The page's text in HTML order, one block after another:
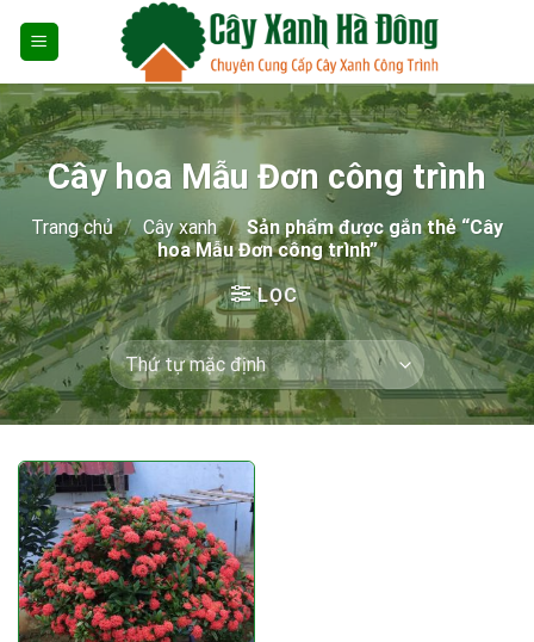
Cây hoa Mẫu Đơn công trình
Trang chủ / Cây xanh / Sản phẩm được gắn thẻ “Cây
hoa Mẫu Đơn công trình”
LỌC